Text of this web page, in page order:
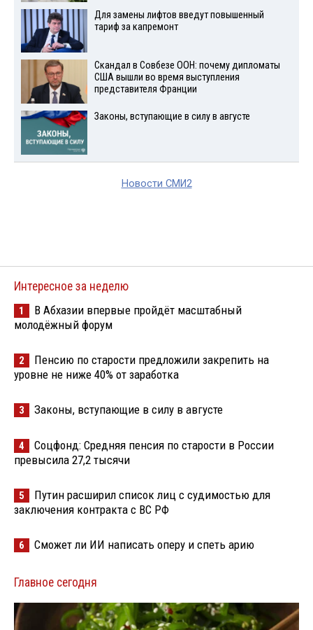
Для замены лифтов введут повышенный
тариф за капремонт
Скандал в Совбезе ООН: почему дипломаты
США вышли во время выступления
представителя Франции
Законы, вступающие в силу в августе
Новости СМИ2
Интересное за неделю
1
В Абхазии впервые пройдёт масштабный
молодёжный форум
2
Пенсию по старости предложили закрепить на
уровне не ниже 40% от заработка
3 Законы, вступающие в силу в августе
4
Соцфонд: Средняя пенсия по старости в России
превысила 27,2 тысячи
5
Путин расширил список лиц с судимостью для
заключения контракта с ВС РФ
6 Сможет ли ИИ написать оперу и спеть арию
Главное сегодня